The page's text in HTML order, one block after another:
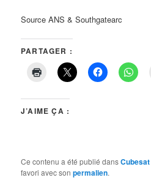
Source ANS & Southgatearc
PARTAGER :
J’AIME ÇA :
Ce contenu a été publié dansCubesat
favori avec sonpermalien.